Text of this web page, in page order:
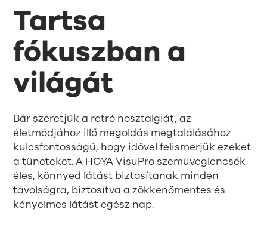
Tartsa
fókuszban a
világát
Bár szeretjük a retró nosztalgiát, az
életmódjához illő megoldás megtalálásához
kulcsfontosságú, hogy idővel felismerjük ezeket
a tüneteket. A HOYA VisuPro szemüveglencsék
éles, könnyed látást biztosítanak minden
távolságra, biztosítva a zökkenőmentes és
kényelmes látást egész nap.